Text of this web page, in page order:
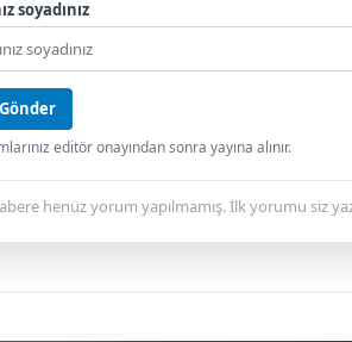
soyadınız
Gönder
editör onayından sonra yayına alınır.
henüz yorum yapılmamış. İlk yorumu siz